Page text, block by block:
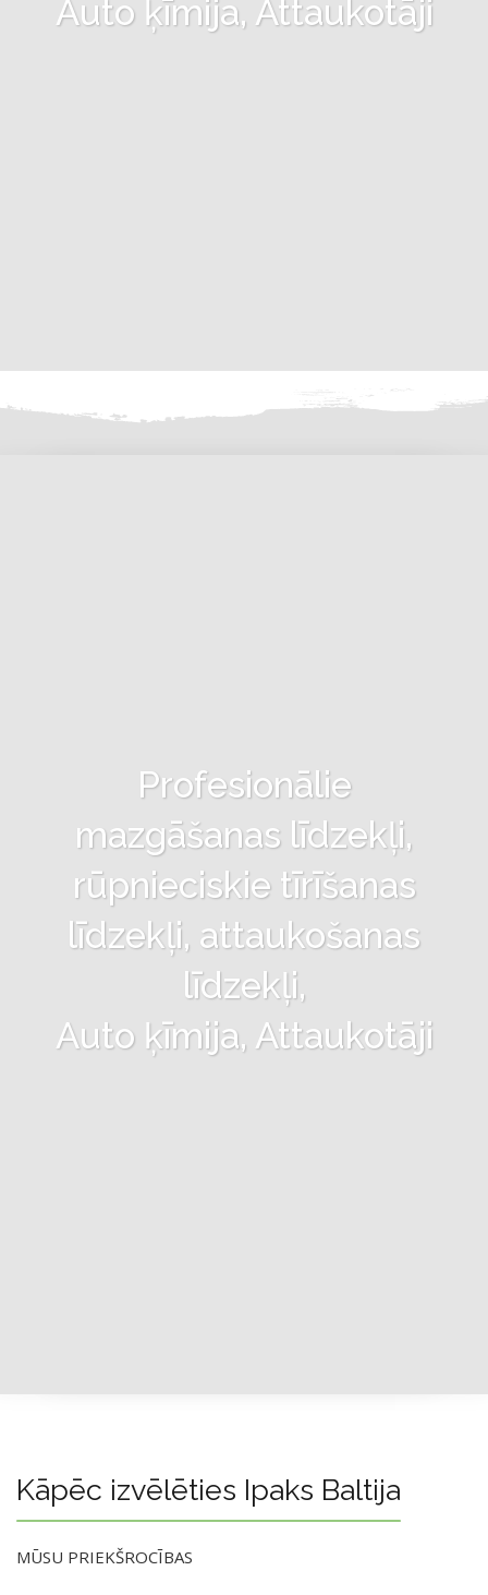
Auto ķīmija, Attaukotāji
Profesionālie
mazgāšanas līdzekļi,
rūpnieciskie tīrīšanas
līdzekļi, attaukošanas
līdzekļi,
Auto ķīmija, Attaukotāji
Kāpēc izvēlēties Ipaks Baltija
MŪSU PRIEKŠROCĪBAS